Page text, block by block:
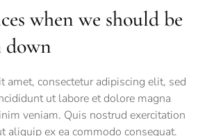
when we should be
down
amet, consectetur adipiscing elit, sed
ut labore et dolore magna
veniam. Quis nostrud exercitation
aliquip ex ea commodo consequat.